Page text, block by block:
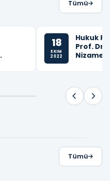
Tümü
18
EKIM
2022
Hukuk
Prof. Dr.
Tümü